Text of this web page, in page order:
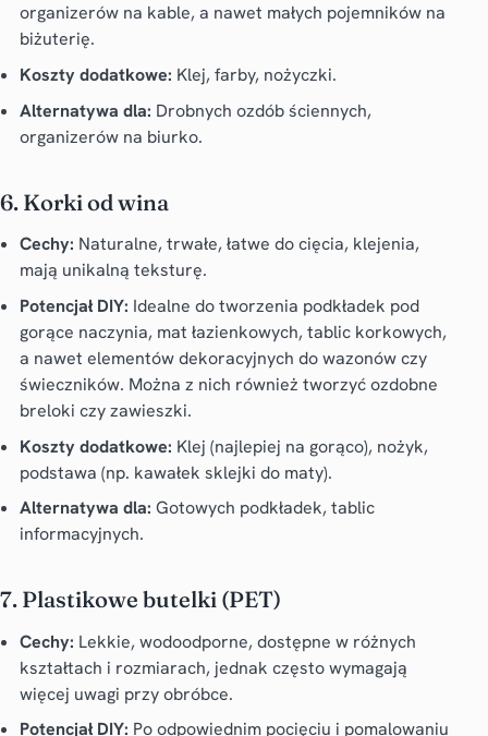
organizerów na kable, a nawet małych pojemników na
biżuterię.
Koszty dodatkowe: Klej, farby, nożyczki.
Alternatywa dla: Drobnych ozdób ściennych,
organizerów na biurko.
6. Korki od wina
Cechy: Naturalne, trwałe, łatwe do cięcia, klejenia,
mają unikalną teksturę.
Potencjał DIY: Idealne do tworzenia podkładek pod
gorące naczynia, mat łazienkowych, tablic korkowych,
a nawet elementów dekoracyjnych do wazonów czy
świeczników. Można z nich również tworzyć ozdobne
breloki czy zawieszki.
Koszty dodatkowe: Klej (najlepiej na gorąco), nożyk,
podstawa (np. kawałek sklejki do maty).
Alternatywa dla: Gotowych podkładek, tablic
informacyjnych.
7. Plastikowe butelki (PET)
Cechy: Lekkie, wodoodporne, dostępne w różnych
kształtach i rozmiarach, jednak często wymagają
więcej uwagi przy obróbce.
Potencjał DIY: Po odpowiednim pocięciu i pomalowaniu